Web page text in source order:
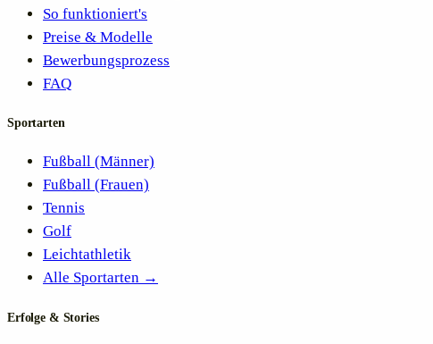
So funktioniert's
Preise & Modelle
Bewerbungsprozess
FAQ
Sportarten
Fußball (Männer)
Fußball (Frauen)
Tennis
Golf
Leichtathletik
Alle Sportarten →
Erfolge & Stories